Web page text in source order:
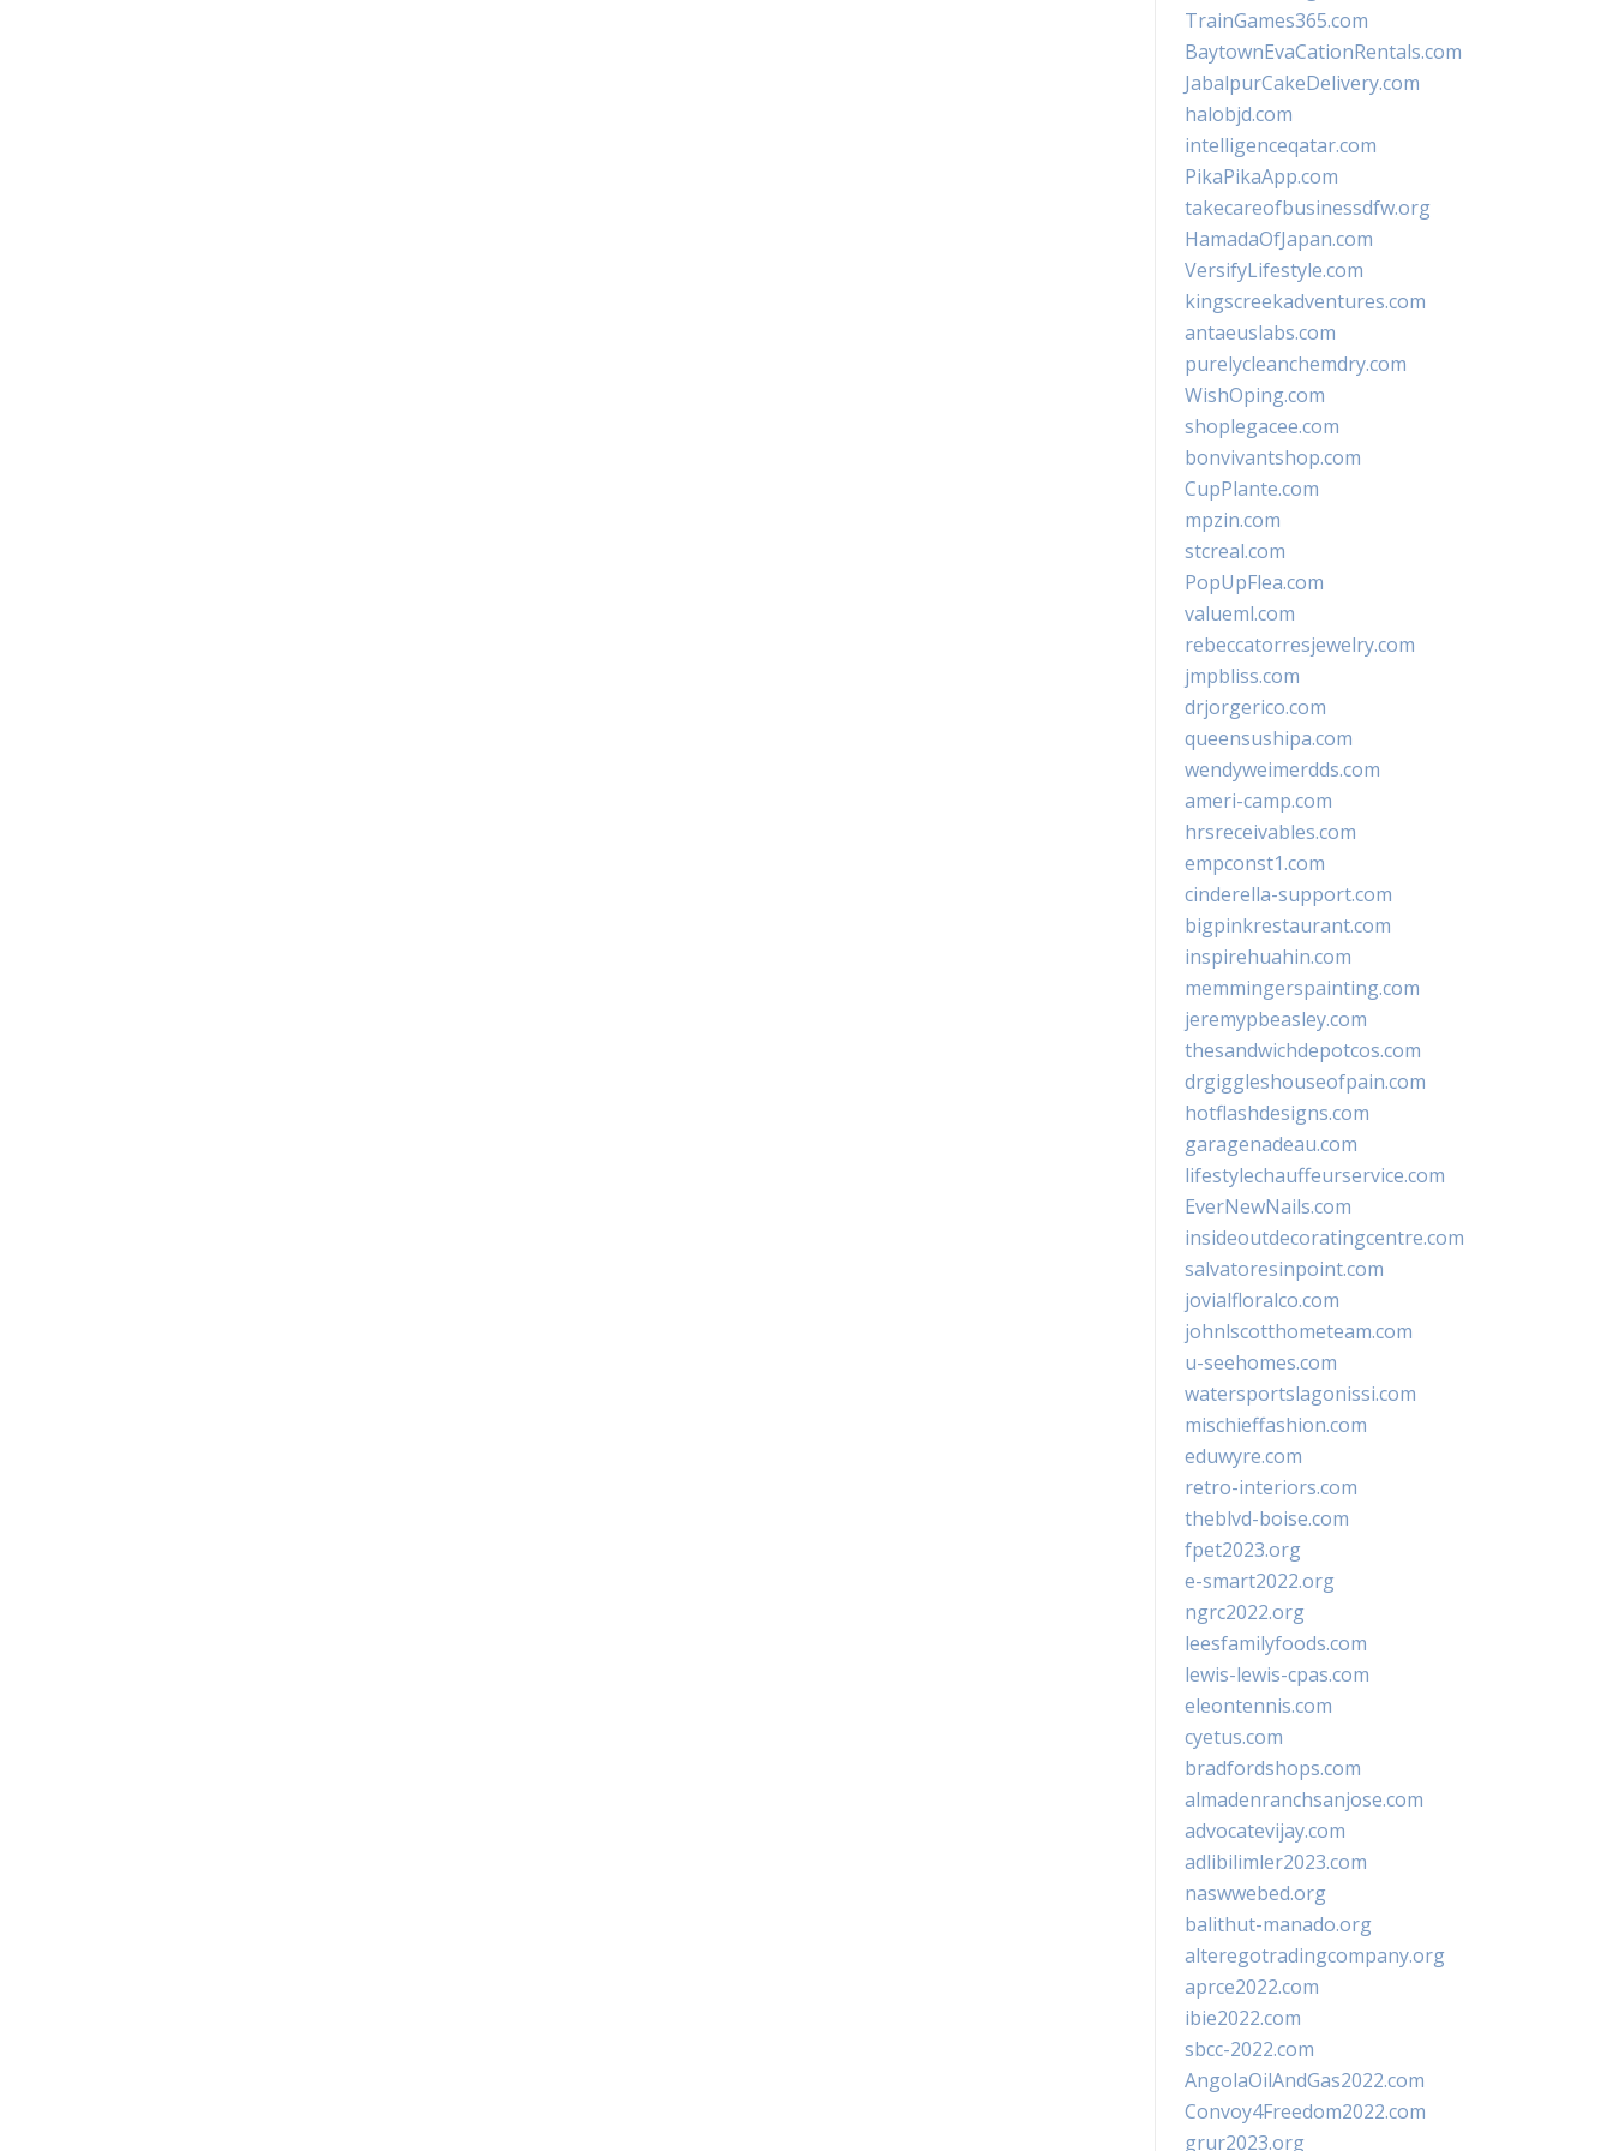
TrainGames365.com
BaytownEvaCationRentals.com
JabalpurCakeDelivery.com
halobjd.com
intelligenceqatar.com
PikaPikaApp.com
takecareofbusinessdfw.org
HamadaOfJapan.com
VersifyLifestyle.com
kingscreekadventures.com
antaeuslabs.com
purelycleanchemdry.com
WishOping.com
shoplegacee.com
bonvivantshop.com
CupPlante.com
mpzin.com
stcreal.com
PopUpFlea.com
valueml.com
rebeccatorresjewelry.com
jmpbliss.com
drjorgerico.com
queensushipa.com
wendyweimerdds.com
ameri-camp.com
hrsreceivables.com
empconst1.com
cinderella-support.com
bigpinkrestaurant.com
inspirehuahin.com
memmingerspainting.com
jeremypbeasley.com
thesandwichdepotcos.com
drgiggleshouseofpain.com
hotflashdesigns.com
garagenadeau.com
lifestylechauffeurservice.com
EverNewNails.com
insideoutdecoratingcentre.com
salvatoresinpoint.com
jovialfloralco.com
johnlscotthometeam.com
u-seehomes.com
watersportslagonissi.com
mischieffashion.com
eduwyre.com
retro-interiors.com
theblvd-boise.com
fpet2023.org
e-smart2022.org
ngrc2022.org
leesfamilyfoods.com
lewis-lewis-cpas.com
eleontennis.com
cyetus.com
bradfordshops.com
almadenranchsanjose.com
advocatevijay.com
adlibilimler2023.com
naswwebed.org
balithut-manado.org
alteregotradingcompany.org
aprce2022.com
ibie2022.com
sbcc-2022.com
AngolaOilAndGas2022.com
Convoy4Freedom2022.com
grur2023.org